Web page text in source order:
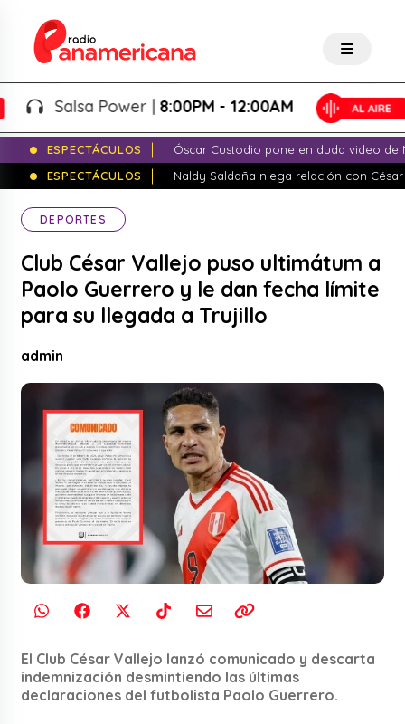
Salsa Power |8:00PM - 12:00AM
ESPECTÁCULOS
Óscar Custodio pone en duda video de
ESPECTÁCULOS
Naldy Saldaña niega relación con
DEPORTES
Club César Vallejo puso ultimátum a
Paolo Guerrero y le dan fecha límite
para su llegada a Trujillo
admin
El Club César Vallejo lanzó comunicado y descarta
indemnización desmintiendo las últimas
declaraciones del futbolista Paolo Guerrero.